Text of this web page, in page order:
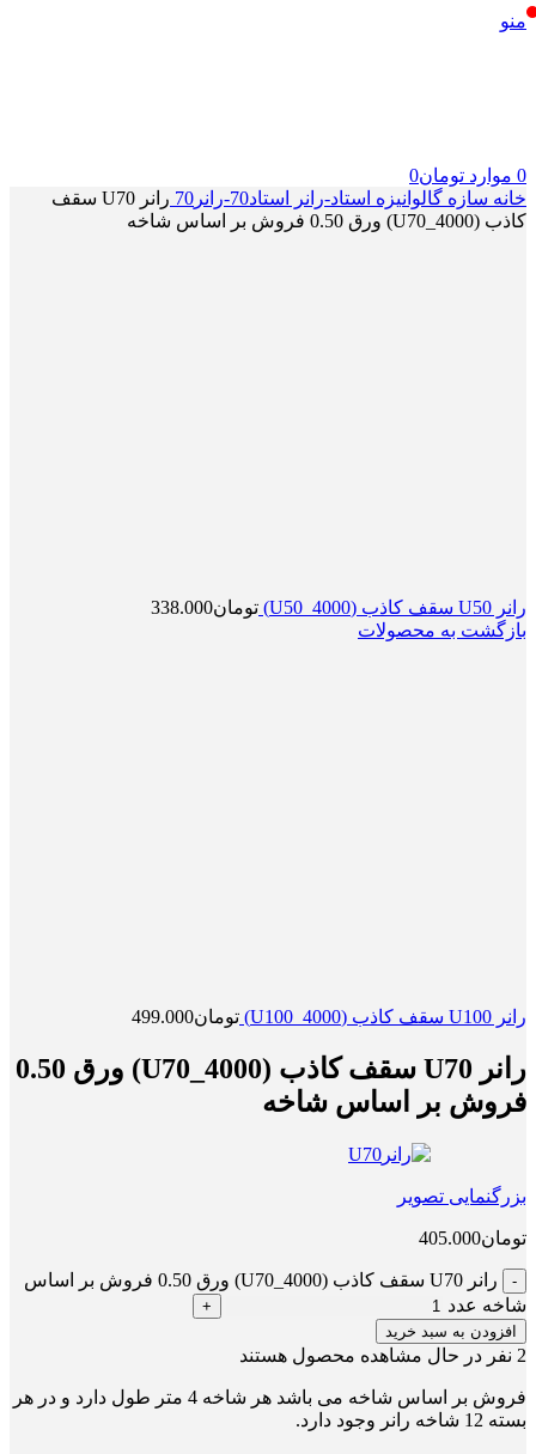
منو
0 موارد تومان0
خانه سازه گالوانیزه استاد-رانر استاد70-رانر70
رانر U70 سقف
کاذب (U70_4000) ورق 0.50 فروش بر اساس شاخه
رانر U50 سقف کاذب (U50_4000) تومان338.000
بازگشت به محصولات
رانر U100 سقف کاذب (U100_4000) تومان499.000
رانر U70 سقف کاذب (U70_4000) ورق 0.50
فروش بر اساس شاخه
بزرگنمایی تصویر
تومان405.000
رانر U70 سقف کاذب (U70_4000) ورق 0.50 فروش بر اساس
شاخه عدد
افزودن به سبد خرید
2 نفر در حال مشاهده محصول هستند
فروش بر اساس شاخه می باشد هر شاخه 4 متر طول دارد و در هر
بسته 12 شاخه رانر وجود دارد.